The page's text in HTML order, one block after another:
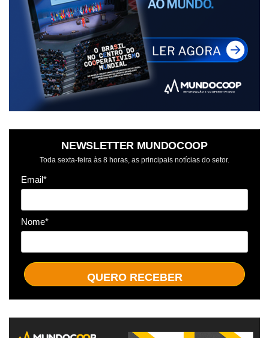
NEWSLETTER MUNDOCOOP
Toda sexta-feira às 8 horas, as principais notícias do setor.
Email*
Nome*
QUERO RECEBER